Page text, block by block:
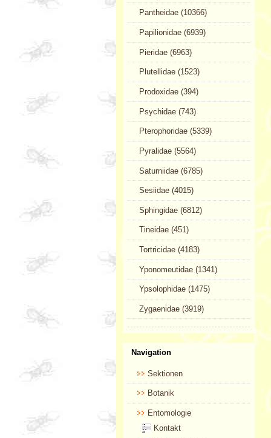
Pantheidae (10366)
Papilionidae (6939)
Pieridae (6963)
Plutellidae (1523)
Prodoxidae (394)
Psychidae (743)
Pterophoridae (5339)
Pyralidae (5564)
Saturniidae (6785)
Sesiidae (4015)
Sphingidae (6812)
Tineidae (451)
Tortricidae (4183)
Yponomeutidae (1341)
Ypsolophidae (1475)
Zygaenidae (3919)
Navigation
Sektionen
Botanik
Entomologie
Kontakt